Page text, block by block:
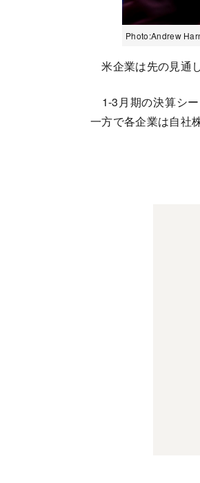
Photo:Andrew
米企業は先の見通
1-3月期の決算シ
一方で各企業は自社